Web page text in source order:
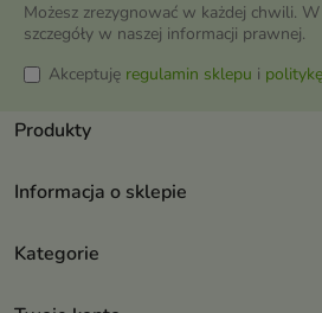
Możesz zrezygnować w każdej chwili.
szczegóły w naszej informacji prawnej.
Akceptuję regulamin sklepu i
Produkty
Informacja o sklepie
Kategorie